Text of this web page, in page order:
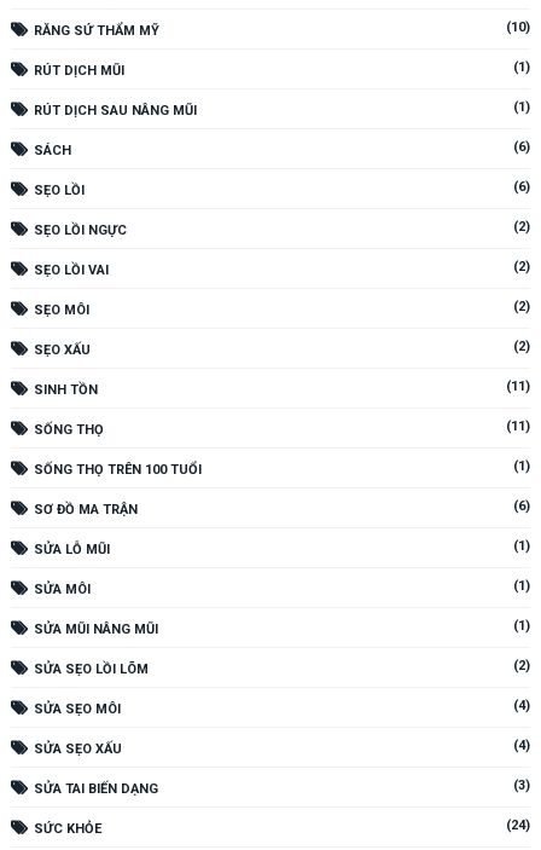
RĂNG SỨ THẨM MỸ (10)
RÚT DỊCH MŨI (1)
RÚT DỊCH SAU NÂNG MŨI (1)
SÁCH (6)
SẸO LỒI (6)
SẸO LỒI NGỰC (2)
SẸO LỒI VAI (2)
SẸO MÔI (2)
SẸO XẤU (2)
SINH TỒN (11)
SỐNG THỌ (11)
SỐNG THỌ TRÊN 100 TUỔI (1)
SƠ ĐỒ MA TRẬN (6)
SỬA LỖ MŨI (1)
SỬA MÔI (1)
SỬA MŨI NÂNG MŨI (1)
SỬA SẸO LỒI LÕM (2)
SỬA SẸO MÔI (4)
SỬA SẸO XẤU (4)
SỬA TAI BIẾN DẠNG (3)
SỨC KHỎE (24)